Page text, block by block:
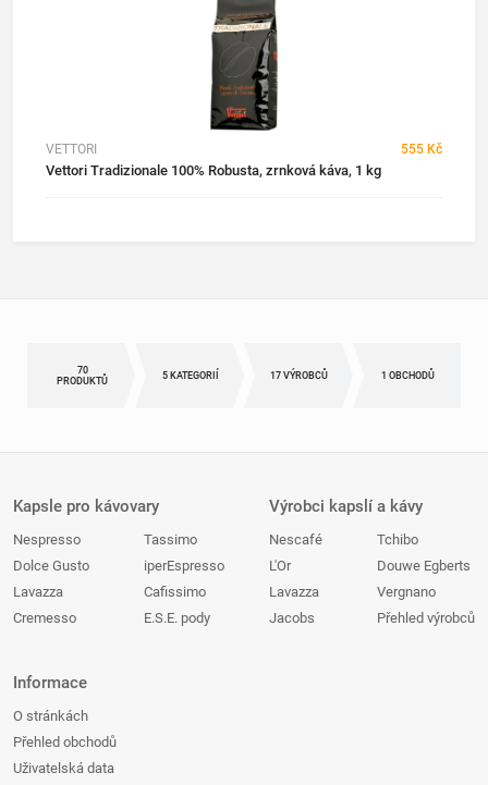
VETTORI 555 Kč
Vettori Tradizionale 100% Robusta, zrnková káva, 1 kg
70
PRODUKTŮ
5 KATEGORIÍ 17 VÝROBCŮ 1 OBCHODŮ
Kapsle pro kávovary
Nespresso
Dolce Gusto
Lavazza
Cremesso
Tassimo
iperEspresso
Cafissimo
E.S.E. pody
Výrobci kapslí a kávy
Nescafé
L'Or
Lavazza
Jacobs
Tchibo
Douwe Egberts
Vergnano
Přehled výrobců
Informace
O stránkách
Přehled obchodů
Uživatelská data